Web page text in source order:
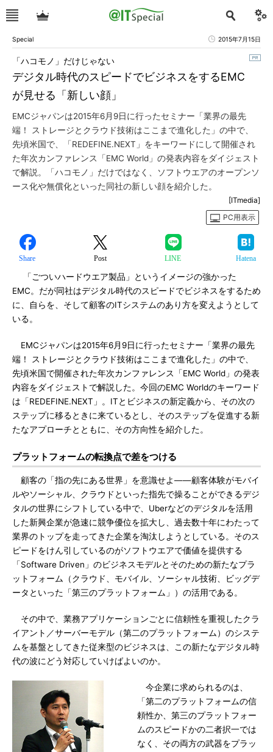
Special 2015年7月15日
デジタル時代のスピードでビジネスをするEMC
が見せる「新しい顔」
「ハコモノ」だけじゃない
EMCジャパンは2015年6月9日に行ったセミナー「業界の最先
端！ ストレージとクラウド技術はここまで進化した」の中で、
先頃米国で、「REDEFINE.NEXT」をキーワードにして開催され
た年次カンファレンス「EMC World」の発表内容をダイジェスト
で解説。「ハコモノ」だけではなく、ソフトウエアのオープンソ
ース化や無償化といった同社の新しい顔を紹介した。
[ITmedia]
PC用表示
Share Post LINE Hatena
「ごついハードウエア製品」というイメージの強かった
EMC。だが同社はデジタル時代のスピードでビジネスをするため
に、自らを、そして顧客のITシステムのあり方を変えようとして
いる。
EMCジャパンは2015年6月9日に行ったセミナー「業界の最先
端！ ストレージとクラウド技術はここまで進化した」の中で、
先頃米国で開催された年次カンファレンス「EMC World」の発表
内容をダイジェストで解説した。今回のEMC Worldのキーワード
は「REDEFINE.NEXT」。ITとビジネスの新定義から、その次の
ステップに移るときに来ているとし、そのステップを促進する新
たなアプローチとともに、その方向性を紹介した。
プラットフォームの転換点で差をつける
顧客の「指の先にある世界」を意識せよ――顧客体験がモバイ
ルやソーシャル、クラウドといった指先で操ることができるデジ
タルの世界にシフトしている中で、Uberなどのデジタルを活用
した新興企業が急速に競争優位を拡大し、過去数十年にわたって
業界のトップを走ってきた企業を淘汰しようとしている。そのス
ピードをけん引しているのがソフトウエアで価値を提供する
「Software Driven」のビジネスモデルとそのための新たなプラ
ットフォーム（クラウド、モバイル、ソーシャル技術、ビッグデ
ータといった「第三のプラットフォーム」）の活用である。
その中で、業務アプリケーションごとに信頼性を重視したクラ
イアント／サーバーモデル（第二のプラットフォーム）のシステ
ムを基盤としてきた従来型のビジネスは、この新たなデジタル時
代の波にどう対応していけばよいのか。
今企業に求められるのは、
「第二のプラットフォームの信
頼性か、第三のプラットフォー
ムのスピードかの二者択一では
なく、その両方の武器をプラッ